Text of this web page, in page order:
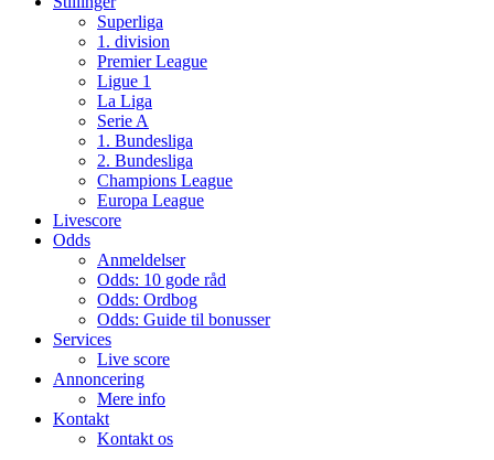
Superliga
1. division
Premier League
Ligue 1
La Liga
Serie A
1. Bundesliga
2. Bundesliga
Champions League
Europa League
Livescore
Odds
Anmeldelser
Odds: 10 gode råd
Odds: Ordbog
Odds: Guide til bonusser
Services
Live score
Annoncering
Mere info
Kontakt
Kontakt os